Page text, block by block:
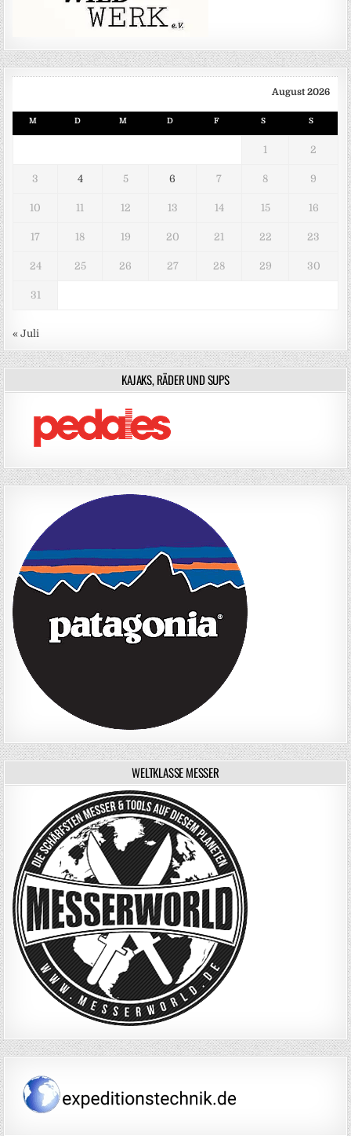
August 2026
M D M D F S S
1 2
3 4 5 6 7 8 9
10 11 12 13 14 15 16
17 18 19 20 21 22 23
24 25 26 27 28 29 30
31
« Juli
KAJAKS, RÄDER UND SUPS
WELTKLASSE MESSER